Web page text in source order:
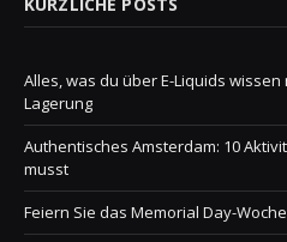
Alles, was du über E-Liquids
Lagerung
Authentisches Amsterdam: 10
musst
Feiern Sie das Memorial Day-